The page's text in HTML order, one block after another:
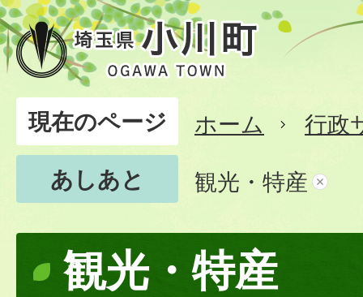
現在のページ ホーム
行政
あしあと
観光・特産
観光・特産